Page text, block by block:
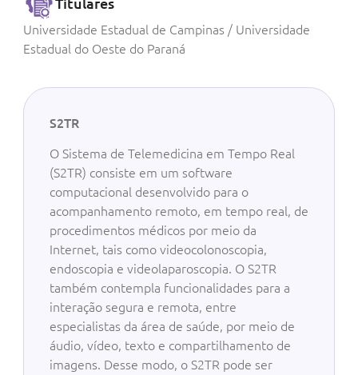
Titulares
Universidade Estadual de Campinas / Universidade
Estadual do Oeste do Paraná
S2TR
O Sistema de Telemedicina em Tempo Real
(S2TR) consiste em um software
computacional desenvolvido para o
acompanhamento remoto, em tempo real, de
procedimentos médicos por meio da
Internet, tais como videocolonoscopia,
endoscopia e videolaparoscopia. O S2TR
também contempla funcionalidades para a
interação segura e remota, entre
especialistas da área de saúde, por meio de
áudio, vídeo, texto e compartilhamento de
imagens. Desse modo, o S2TR pode ser